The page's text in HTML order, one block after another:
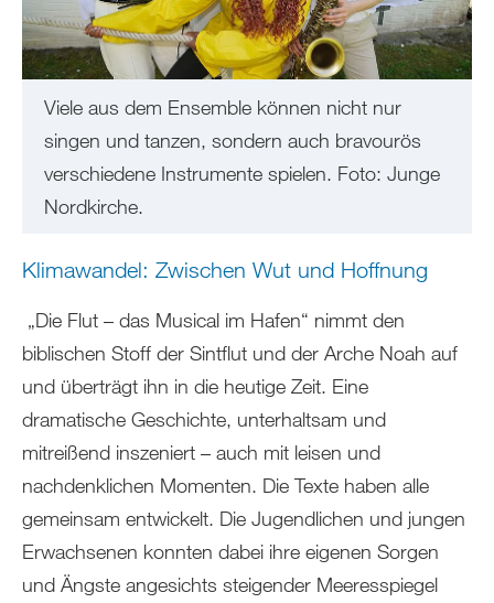
Viele aus dem Ensemble können nicht nur
singen und tanzen, sondern auch bravourös
verschiedene Instrumente spielen. Foto: Junge
Nordkirche.
Klimawandel: Zwischen Wut und Hoffnung
„Die Flut – das Musical im Hafen“ nimmt den
biblischen Stoff der Sintflut und der Arche Noah auf
und überträgt ihn in die heutige Zeit. Eine
dramatische Geschichte, unterhaltsam und
mitreißend inszeniert – auch mit leisen und
nachdenklichen Momenten. Die Texte haben alle
gemeinsam entwickelt. Die Jugendlichen und jungen
Erwachsenen konnten dabei ihre eigenen Sorgen
und Ängste angesichts steigender Meeresspiegel